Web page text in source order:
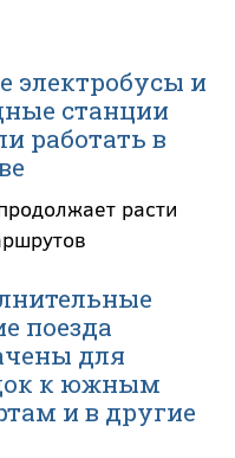
электробусы и
станции
работать в
расти
поезда
для
к южным
и в другие